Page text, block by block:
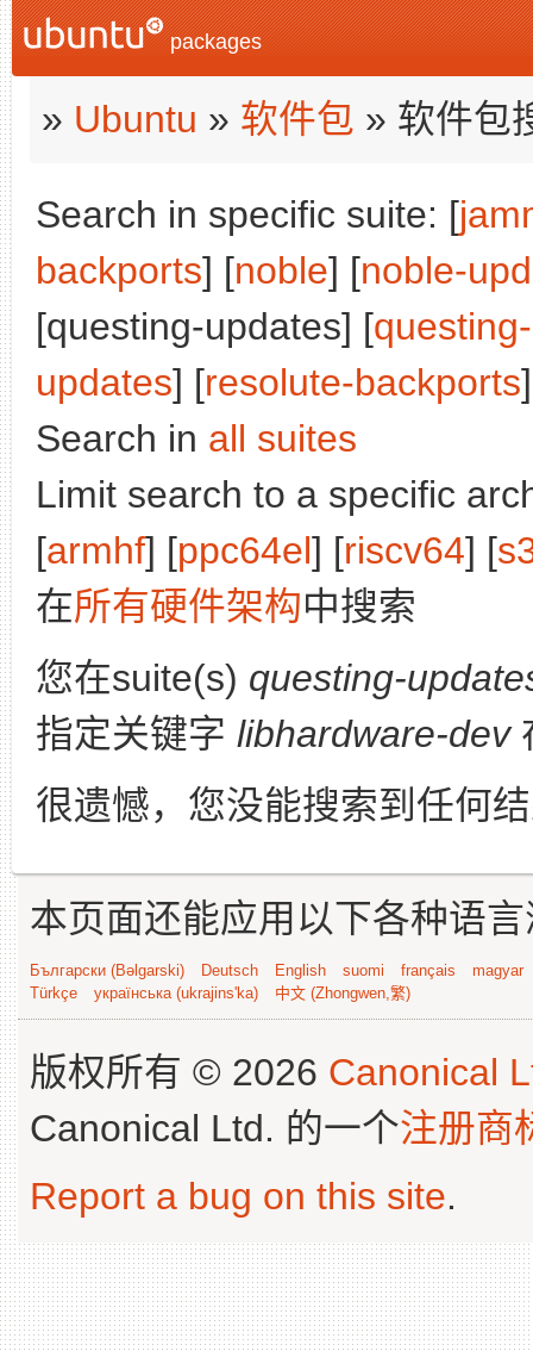
packages
» Ubuntu » 软件包 » 软件包
Search in specific suite: [
backports] [noble] [noble-
[questing-updates] [
updates] [resolute-backports
Search in all suites
Limit search to a specific
[armhf] [ppc64el] [riscv64] [
在所有硬件架构中搜索
您在suite(s) questing-
指定关键字 libhardware-dev
很遗憾，您没能搜索到任何
本页面还能应用以下各种语
Български (Bəlgarski) Deutsch English suomi français
magyar
Türkçe
українська (ukrajins'ka) 中文 (Zhongwen,繁)
版权所有 © 2026 Canonical
Canonical Ltd. 的一个注册商
Report a bug on this site.